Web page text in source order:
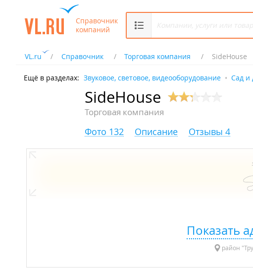
Справочник
компаний
VL.ru Справочник Торговая компания SideHouse
Ещё в разделах: Звуковое, световое, видеооборудование Сад и
SideHouse
Торговая компания
Фото 132 Описание Отзывы 4
Показать
район